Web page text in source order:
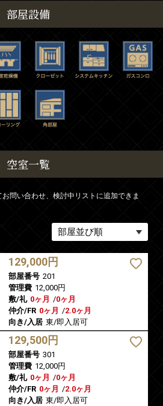
部屋設備
空室一覧
問い合わせ、検討中リストに追加できま
129,000円
部屋番号 201
管理費 12,000円
敷/礼 0ヶ月 /0ヶ月
仲介/FR 0ヶ月 /2.0ヶ月
向き/入居 東/即入居可
129,500円
部屋番号 301
管理費 12,000円
敷/礼 0ヶ月 /0ヶ月
仲介/FR 0ヶ月 /2.0ヶ月
向き/入居 東/即入居可